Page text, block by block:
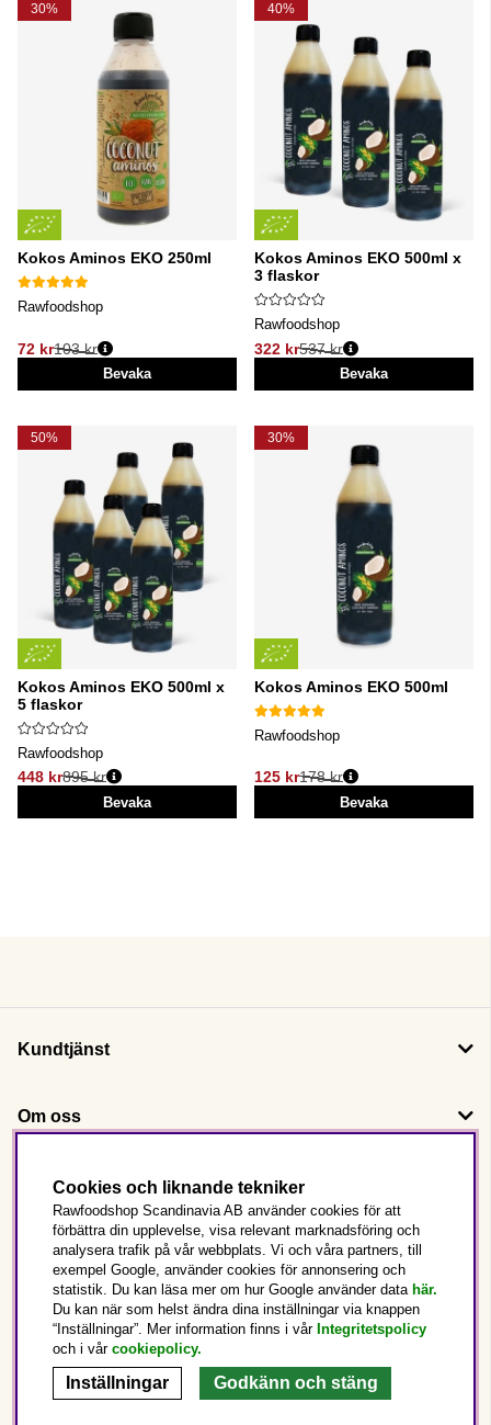
30%
Kokos Aminos EKO 250ml
Rawfoodshop
72 kr
Ordinarie pris:
103 kr
Bevaka
40%
Kokos Aminos EKO 500ml x
3 flaskor
Rawfoodshop
322 kr
Ordinarie pris:
537 kr
Bevaka
50%
Kokos Aminos EKO 500ml x
5 flaskor
Rawfoodshop
448 kr
Ordinarie pris:
895 kr
Bevaka
30%
Kokos Aminos EKO 500ml
Rawfoodshop
125 kr
Ordinarie pris:
178 kr
Bevaka
Kundtjänst
Om oss
Följ oss
Det här är Rawfoodshop
Sverige
Cookies och liknande tekniker
Rawfoodshop Scandinavia AB använder cookies för att
förbättra din upplevelse, visa relevant marknadsföring och
analysera trafik på vår webbplats. Vi och våra partners, till
exempel Google, använder cookies för annonsering och
statistik. Du kan läsa mer om hur Google använder data här.
Du kan när som helst ändra dina inställningar via knappen
“Inställningar”. Mer information finns i vår Integritetspolicy
och i vår cookiepolicy.
Inställningar Godkänn och stäng